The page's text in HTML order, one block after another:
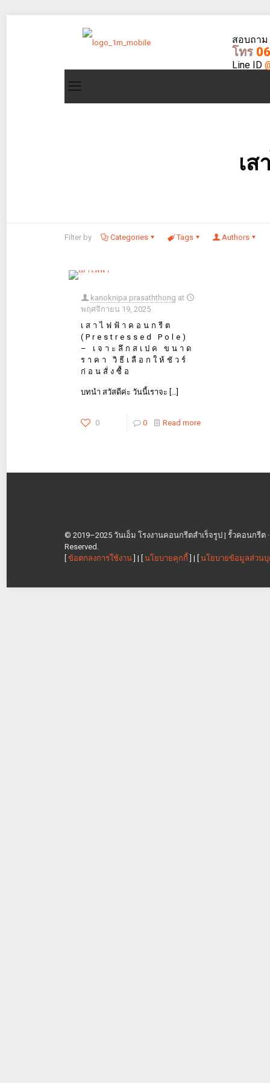
สอบถา
โทร
Line ID
เ
Filter by Categories Tags Authors
kanoknipa prasaththong at
พฤศจิกายน 19, 2025
เสาไฟฟ้าคอนกรีต
(Prestressed Pole)
– เจาะลึกสเปค ขนาด
ราคา วิธีเลือกให้ชัวร์
ก่อนสั่งซื้อ
บทนำ สวัสดีค่ะ วันนี้เราจะ […]
0 0 Read more
© 2019–2025 วันเอ็ม โรงงานคอนกรีตสำเร็จรูป | รั้วคอนกรีต
Reserved.
ข้อตกลงการใช้งาน ] | [ นโยบายคุกกี้ ] | [ นโยบายข้อมูลส่วน